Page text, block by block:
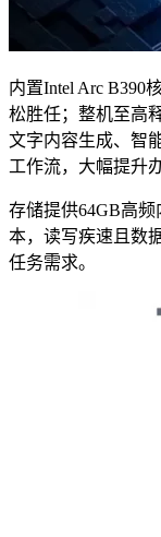
内置Intel Arc B390
松胜任；整机至高
文字内容生成、智
工作流，大幅提升
存储提供64GB高频
本，读写疾速且数
任务需求。